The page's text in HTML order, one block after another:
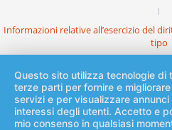
Informazioni relative all’esercizio del
tipo
Questo sito utilizza tecnologie
terze parti per fornire e
servizi e per visualizzare
interessi degli utenti. Accetto e
mio consenso in qualsiasi